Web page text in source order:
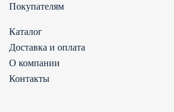
Покупателям
Каталог
Доставка и оплата
О компании
Контакты